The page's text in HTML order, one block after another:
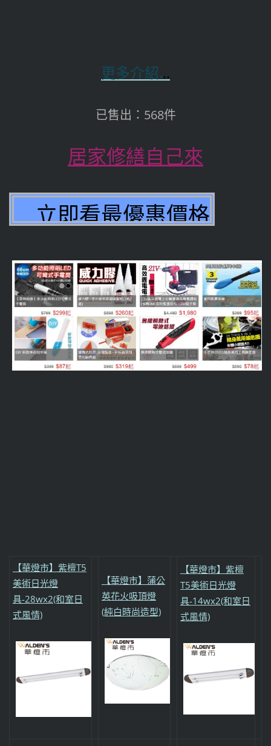
更多介紹...
已售出：568件
居家修繕自己來
【華燈市】紫檀T5
美術日光燈
具-28wx2(和室日
式風情)
【華燈市】蒲公
英花火吸頂燈
(純白時尚造型)
【華燈市】紫檀
T5美術日光燈
具-14wx2(和室日
式風情)